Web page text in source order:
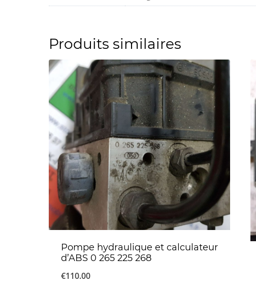
Produits similaires
Pompe hydraulique et calculateur
d’ABS 0 265 225 268
€110.00